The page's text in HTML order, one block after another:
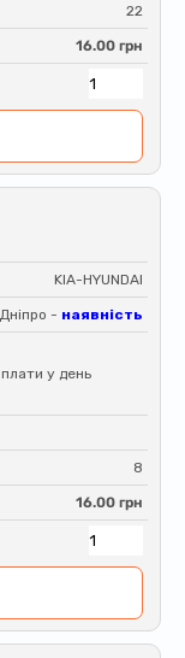
22
16.00 грн
KIA-HYUNDAI
Дніпро - наявність
у день
8
16.00 грн